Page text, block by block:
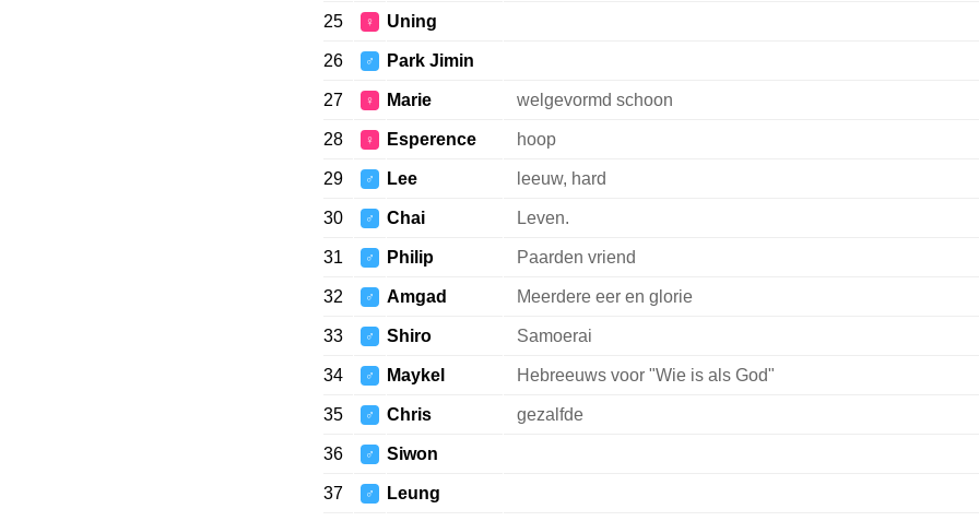
25 ♀ Uning
26 ♂ Park Jimin
27 ♀ Marie welgevormd schoon
28 ♀ Esperence hoop
29 ♂ Lee leeuw, hard
30 ♂ Chai Leven.
31 ♂ Philip Paarden vriend
32 ♂ Amgad Meerdere eer en glorie
33 ♂ Shiro Samoerai
34 ♂ Maykel Hebreeuws voor "Wie is als God"
35 ♂ Chris gezalfde
36 ♂ Siwon
37 ♂ Leung